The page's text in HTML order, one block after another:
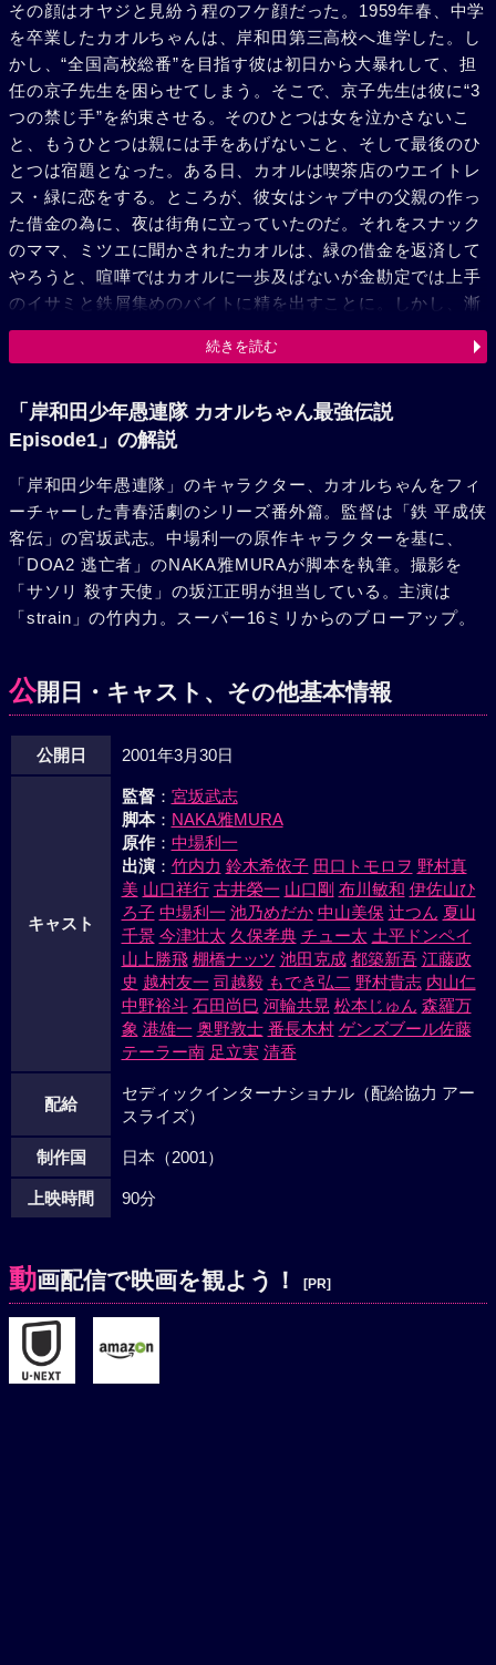
その顔はオヤジと見紛う程のフケ顔だった。1959年春、中学
を卒業したカオルちゃんは、岸和田第三高校へ進学した。し
かし、“全国高校総番”を目指す彼は初日から大暴れして、担
任の京子先生を困らせてしまう。そこで、京子先生は彼に“3
つの禁じ手”を約束させる。そのひとつは女を泣かさないこ
と、もうひとつは親には手をあげないこと、そして最後のひ
とつは宿題となった。ある日、カオルは喫茶店のウエイトレ
ス・緑に恋をする。ところが、彼女はシャブ中の父親の作っ
た借金の為に、夜は街角に立っていたのだ。それをスナック
のママ、ミツエに聞かされたカオルは、緑の借金を返済して
やろうと、喧嘩ではカオルに一歩及ばないが金勘定では上手
のイサミと鉄屑集めのバイトに精を出すことに。しかし、漸
く返済額を稼ぎ終わった時、緑の父親は島田組に殺され、緑
も誘拐されてしまった。緑を取り戻すべく島田組に乗り込ん
緑を助けることに成功するも、それが元で退学処分に遭って
しまう。その後、緑は伊香保に暮らす母親の元へ引き取られ
京子先生との宿題を引きずる相変わらず暴れん坊のカオル
は、今日も今日とて、高校時代から彼を勝手にライヴァルと
思い込んでちょっかいを出してくる倉本をシバキ倒してい
た。
続きを読む
「岸和田少年愚連隊 カオルちゃん最強伝説
Episode1」の解説
「岸和田少年愚連隊」のキャラクター、カオルちゃんをフィ
ーチャーした青春活劇のシリーズ番外篇。監督は「鉄 平成侠
客伝」の宮坂武志。中場利一の原作キャラクターを基に、
「DOA2 逃亡者」のNAKA雅MURAが脚本を執筆。撮影を
「サソリ 殺す天使」の坂江正明が担当している。主演は
「strain」の竹内力。スーパー16ミリからのブローアップ。
公開日・キャスト、その他基本情報
公開日 2001年3月30日
キャスト
監督： 宮坂武志
脚本： NAKA雅MURA
原作： 中場利一
出演： 竹内力 鈴木希依子 田口トモロヲ 野村真
美 山口祥行 古井榮一 山口剛 布川敏和 伊佐山ひ
ろ子 中場利一 池乃めだか 中山美保 辻つん 夏山
千景 今津壮太 久保孝典 チュー太 土平ドンペイ
山上勝飛 棚橋ナッツ 池田克成 都築新吾 江藤政
史 越村友一 司越毅 もでき弘二 野村貴志 内山仁
中野裕斗 石田尚巳 河輪共晃 松本じゅん 森羅万
象 港雄一 奥野敦士 番長木村 ゲンズブール佐藤
テーラー南 足立実 清香
配給
セディックインターナショナル（配給協力 アー
スライズ）
制作国 日本（2001）
上映時間 90分
動画配信で映画を観よう！ [PR]